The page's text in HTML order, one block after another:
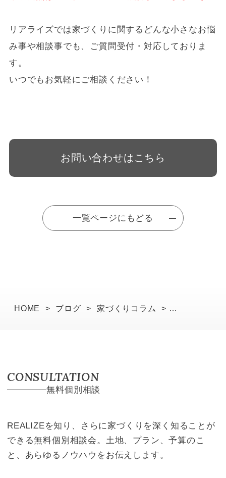
リアライズでは家づくりに関するどんな小さなお悩
み事や相談事でも、ご質問受付・対応しておりま
す。
いつでもお気軽にご相談ください！
お問い合わせはこちら
一覧ページにもどる
HOME > ブログ > 家づくりコラム
>
CONSULTATION
無料個別相談
REALIZEを知り、さらに家づくりを深く知ることが
できる無料個別相談会。土地、プラン、予算のこ
と、あらゆるノウハウをお伝えします。